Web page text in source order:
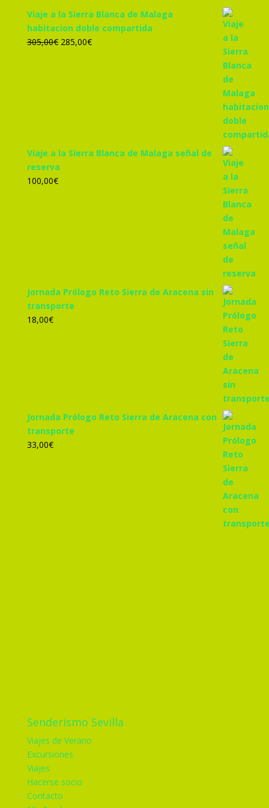
Viaje a la Sierra Blanca de Malaga
habitacion doble compartida
305,00€ El
285,00€El
Viaje a la Sierra Blanca de Malaga señal de
reserva
100,00€
Jornada Prólogo Reto Sierra de Aracena sin
transporte
18,00€
Jornada Prólogo Reto Sierra de Aracena con
transporte
33,00€
Senderismo Sevilla
Viajes de Verano
Excursiones
Viajes
Hacerse socio
Contacto